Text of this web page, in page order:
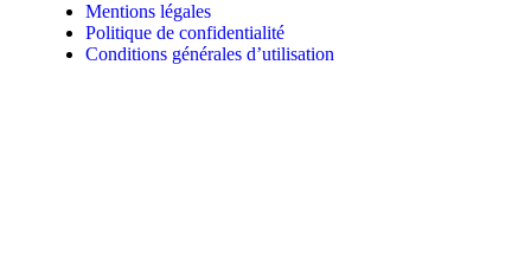
Mentions légales
Politique de confidentialité
Conditions générales d’utilisation